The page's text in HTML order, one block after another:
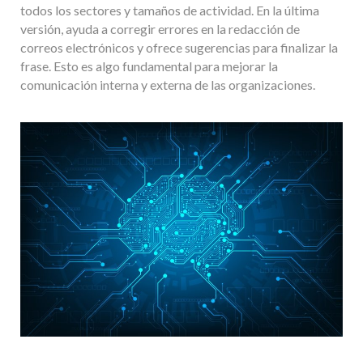
todos los sectores y tamaños de actividad. En la última
versión, ayuda a corregir errores en la redacción de
correos electrónicos y ofrece sugerencias para finalizar la
frase. Esto es algo fundamental para mejorar la
comunicación interna y externa de las organizaciones.